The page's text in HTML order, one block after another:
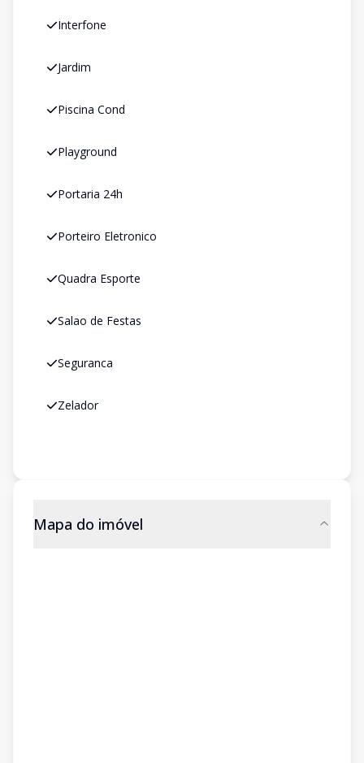
Interfone
Jardim
Piscina Cond
Playground
Portaria 24h
Porteiro Eletronico
Quadra Esporte
Salao de Festas
Seguranca
Zelador
Mapa do imóvel